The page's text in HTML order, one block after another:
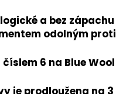
a bez zápachu
odolným proti
6 na Blue Wool
je prodloužena na 3